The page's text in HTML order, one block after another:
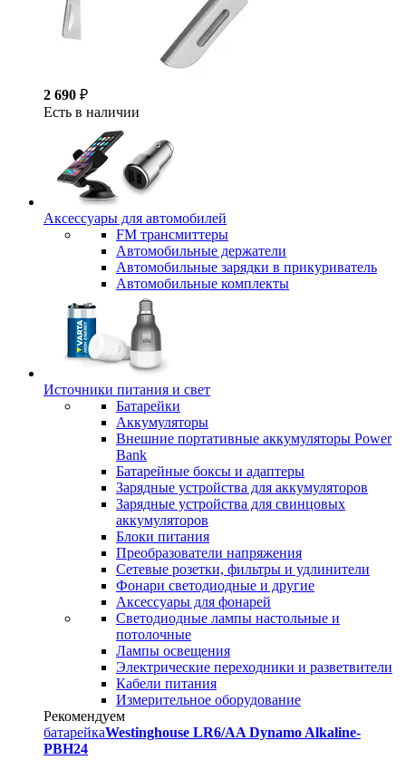
2 690 ₽
Есть в наличии
Аксессуары для автомобилей
FM трансмиттеры
Автомобильные держатели
Автомобильные зарядки в прикуриватель
Автомобильные комплекты
Источники питания и свет
Батарейки
Аккумуляторы
Внешние портативные аккумуляторы Power
Bank
Батарейные боксы и адаптеры
Зарядные устройства для аккумуляторов
Зарядные устройства для свинцовых
аккумуляторов
Блоки питания
Преобразователи напряжения
Сетевые розетки, фильтры и удлинители
Фонари светодиодные и другие
Аксессуары для фонарей
Светодиодные лампы настольные и
потолочные
Лампы освещения
Электрические переходники и разветвители
Кабели питания
Измерительное оборудование
Рекомендуем
батарейкаWestinghouse LR6/AA Dynamo Alkaline-
PBH24